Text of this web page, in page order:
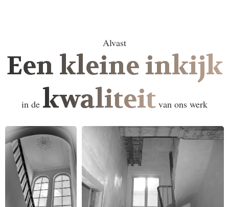
Alvast
Een kleine inkijk
in de kwaliteit van ons werk